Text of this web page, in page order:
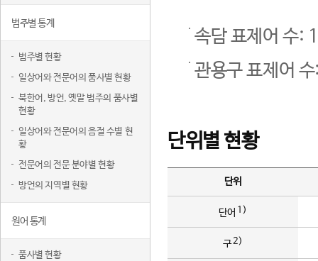
범주별 통계
범주별 현황
일상어와 전문어의 품사별 현황
북한어, 방언, 옛말 범주의 품사별
현황
일상어와 전문어의 음절 수별 현
황
전문어의 전문 분야별 현황
방언의 지역별 현황
원어 통계
품사별 현황
속담 표제어 수:
관용구 표제어
단위별 현황
단위
단어 1)
구2)